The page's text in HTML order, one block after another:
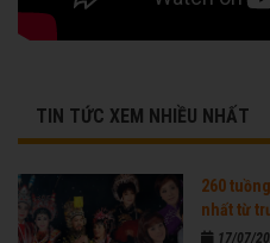
TIN TỨC XEM NHIỀU NHẤT
260
nhất từ
17/07/